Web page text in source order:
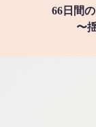
66日間
〜